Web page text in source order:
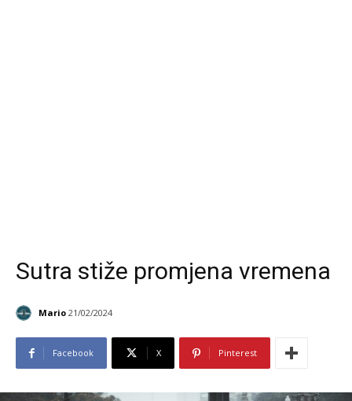
Sutra stiže promjena vremena
Mario 21/02/2024
Facebook X Pinterest